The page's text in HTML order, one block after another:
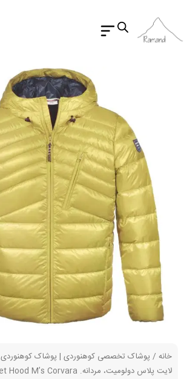
محتوا
خانه / پوشاک تخصصی کوهنوردی | پوشاک کوهنوردی
لایت پلاس دولومیت، مردانه. Jacket Hood M’s Corvara